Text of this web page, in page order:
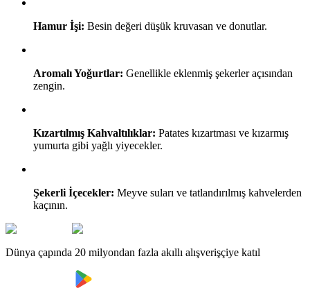
Hamur İşi: Besin değeri düşük kruvasan ve donutlar.
Aromalı Yoğurtlar: Genellikle eklenmiş şekerler açısından
zengin.
Kızartılmış Kahvaltılıklar: Patates kızartması ve kızarmış
yumurta gibi yağlı yiyecekler.
Şekerli İçecekler: Meyve suları ve tatlandırılmış kahvelerden
kaçının.
Dünya çapında 20 milyondan fazla akıllı alışverişçiye katıl